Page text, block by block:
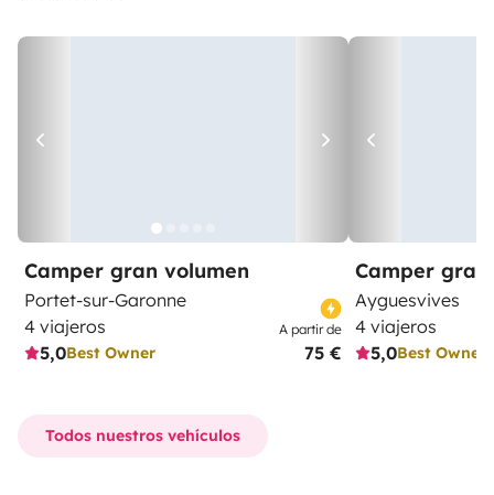
Camper gran volumen
Portet-sur-Garonne
4 viajeros
5,0Best Owner
A partir de
75 €
Camper
Ayguesvives
4 viajeros
5,0Best Owner
Todos nuestros vehículos